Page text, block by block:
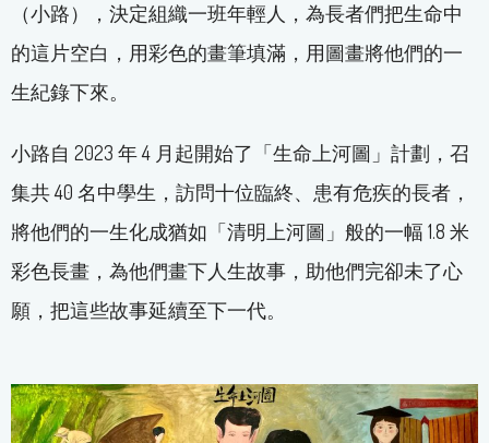
（小路），決定組織一班年輕人，為長者們把生命中
的這片空白，用彩色的畫筆填滿，用圖畫將他們的一
生紀錄下來。
小路自 2023 年 4 月起開始了「生命上河圖」計劃，召
集共 40 名中學生，訪問十位臨終、患有危疾的長者，
將他們的一生化成猶如「清明上河圖」般的一幅 1.8 米
彩色長畫，為他們畫下人生故事，助他們完卻未了心
願，把這些故事延續至下一代。